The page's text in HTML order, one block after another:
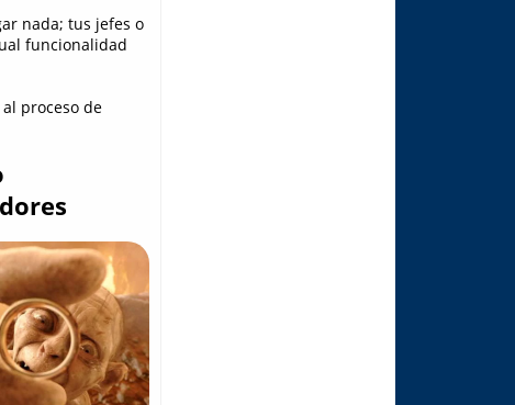
nada; tus jefes o
funcionalidad
proceso de